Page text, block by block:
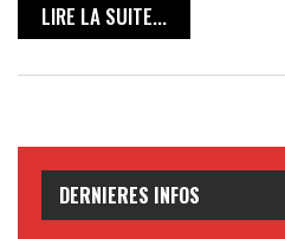
LIRE LA SUITE...
DERNIERES INFOS